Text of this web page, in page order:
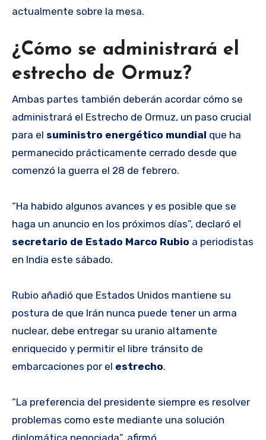
actualmente sobre la mesa.
¿Cómo se administrará el
estrecho de Ormuz?
Ambas partes también deberán acordar cómo se
administrará el Estrecho de Ormuz, un paso crucial
para el suministro energético mundial que ha
permanecido prácticamente cerrado desde que
comenzó la guerra el 28 de febrero.
“Ha habido algunos avances y es posible que se
haga un anuncio en los próximos días”, declaró el
secretario de Estado Marco Rubio a periodistas
en India este sábado.
Rubio añadió que Estados Unidos mantiene su
postura de que Irán nunca puede tener un arma
nuclear, debe entregar su uranio altamente
enriquecido y permitir el libre tránsito de
embarcaciones por el estrecho.
“La preferencia del presidente siempre es resolver
problemas como este mediante una solución
diplomática negociada”, afirmó.